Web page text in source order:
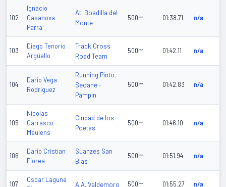
102
Ignacio
Casanova
Parra
At. Boadilla del
Monte
500m 01:38.71 n/a
103
Diego Tenorio
Argüello
Track Cross
Road Team
500m 01:42.11 n/a
104
Dario Vega
Rodriguez
Running Pinto
Seoane -
Pampin
500m 01:42.83 n/a
105
Nicolas
Carrasco
Meulens
Ciudad de los
Poetas
500m 01:46.10 n/a
106
Dario Cristian
Florea
Suanzes San
Blas
500m 01:51.94 n/a
107
Oscar Laguna
A.A. Valdemoro 500m 01:55.27 n/a